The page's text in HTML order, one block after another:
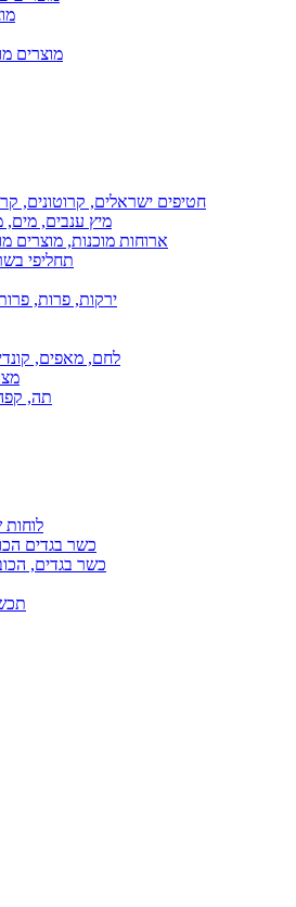
מוצרים
חטיפים ישראלים, קרוטונים,
מיץ ענבים,
ארוחות מוכנות, מוצרים
תחליפי
ירקות, פרות,
לחם, מאפים,
תה,
כשר בגדים
כשר בגדים,